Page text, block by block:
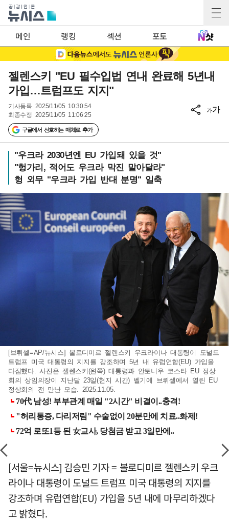
메인 랭킹 섹션 포토
젤렌스키 "EU 필수입법 연내 완료해 5년내
가입…트럼프도 지지"
기사등록 2025/11/05 10:30:54
최종수정 2025/11/05 11:06:25
구글에서 선호하는 매체로 추가
가가
"우크라 2030년엔 EU 가입돼 있을 것"
"헝가리, 적어도 우크라 막진 말아달라"
헝 외무 "우크라 가입 반대 분명" 일축
[브뤼셀=AP/뉴시스] 볼로디미르 젤렌스키 우크라이나 대통령이 도널드
트럼프 미국 대통령의 지지를 강조하며 5년 내 유럽연합(EU) 가입을
다짐했다. 사진은 젤렌스키(왼쪽) 대통령과 안토니우 코스타 EU 정상
회의 상임의장이 지난달 23일(현지 시간) 벨기에 브뤼셀에서 열린 EU
정상회의 전 만난 모습. 2025.11.05.
[서울=뉴시스] 김승민 기자 = 볼로디미르 젤렌스키 우크
라이나 대통령이 도널드 트럼프 미국 대통령의 지지를
강조하며 유럽연합(EU) 가입을 5년 내에 마무리하겠다
고 밝혔다.